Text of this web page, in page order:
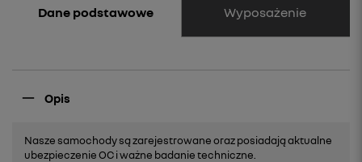
Dane podstawowe Wyposażenie
Opis
Nasze samochody są zarejestrowane oraz posiadają aktualne
ubezpieczenie OC i ważne badanie techniczne.